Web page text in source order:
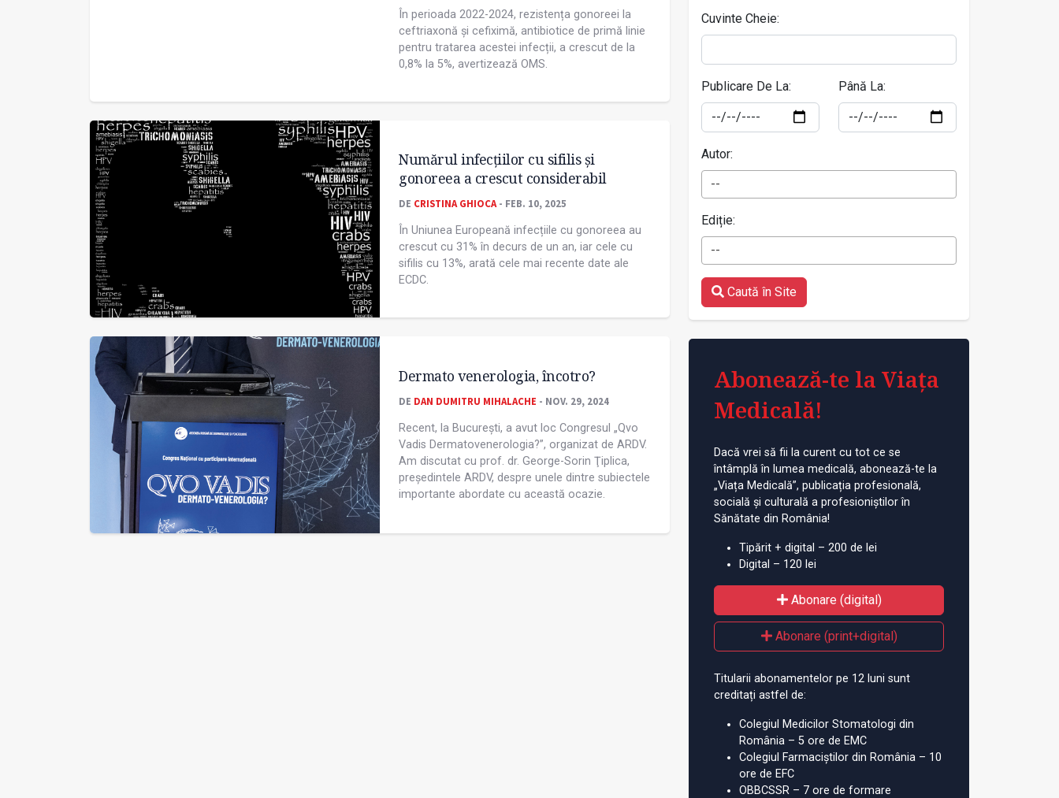
În perioada 2022-2024, rezistența gonoreei la
ceftriaxonă și cefiximă, antibiotice de primă linie
pentru tratarea acestei infecții, a crescut de la
0,8% la 5%, avertizează OMS.
Numărul infecțiilor cu sifilis și
gonoreea a crescut considerabil
DE CRISTINA GHIOCA - FEB. 10, 2025
În Uniunea Europeană infecțiile cu gonoreea au
crescut cu 31% în decurs de un an, iar cele cu
sifilis cu 13%, arată cele mai recente date ale
ECDC.
Dermato venerologia, încotro?
DE DAN DUMITRU MIHALACHE - NOV. 29, 2024
Recent, la București, a avut loc Congresul „Qvo
Vadis Dermatovenerologia?”, organizat de ARDV.
Am discutat cu prof. dr. George-Sorin Ţiplica,
președintele ARDV, despre unele dintre subiectele
importante abordate cu această ocazie.
Cuvinte Cheie:
Publicare De La: Până La:
Autor:
--
Ediție:
--
Caută în Site
Abonează-te la Viața
Medicală!
Dacă vrei să fii la curent cu tot ce se
întâmplă în lumea medicală, abonează-te la
„Viața Medicală”, publicația profesională,
socială și culturală a profesioniștilor în
Sănătate din România!
Tipărit + digital – 200 de lei
Digital – 120 lei
Abonare (digital)
Abonare (print+digital)
Titularii abonamentelor pe 12 luni sunt
creditați astfel de:
Colegiul Medicilor Stomatologi din
România – 5 ore de EMC
Colegiul Farmaciștilor din România – 10
ore de EFC
OBBCSSR – 7 ore de formare